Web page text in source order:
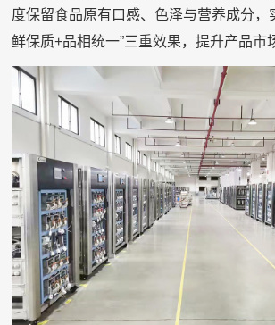
度保留食品原有口感、色泽与营养成分，
鲜保质+品相统一”三重效果，提升产品市